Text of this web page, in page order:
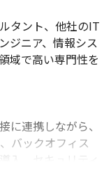
タント、他社のIT
ジニア、情報シス
域で高い専門性を
に連携しながら、
バックオフィス
入、セキュリティ